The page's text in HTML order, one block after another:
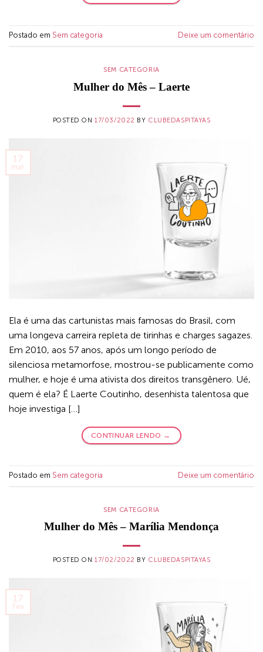
Postado em Sem categoria Deixe um comentário
SEM CATEGORIA
Mulher do Mês – Laerte
POSTED ON17/03/2022 BY CLUBEDASPITAYAS
17
mar
Ela é uma das cartunistas mais famosas do Brasil, com
uma longeva carreira repleta de tirinhas e charges sagazes.
Em 2010, aos 57 anos, após um longo período de
silenciosa metamorfose, mostrou-se publicamente como
mulher, e hoje é uma ativista dos direitos transgênero. Ué,
quem é ela? É Laerte Coutinho, desenhista talentosa que
hoje investiga […]
CONTINUAR LENDO →
Postado em Sem categoria Deixe um comentário
SEM CATEGORIA
Mulher do Mês – Marília Mendonça
POSTED ON17/02/2022 BY CLUBEDASPITAYAS
17
fev